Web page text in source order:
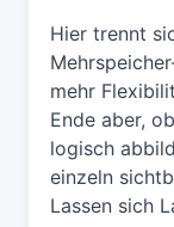
Hier trennt
mehr
Ende aber,
logisch
einzeln
Lassen sich